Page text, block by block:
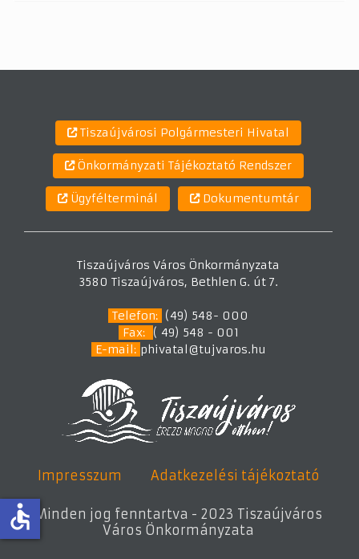
Tiszaújvárosi Polgármesteri Hivatal
Önkormányzati Tájékoztató Rendszer
Ügyfélterminál Dokumentumtár
Tiszaújváros Város Önkormányzata
3580 Tiszaújváros, Bethlen G. út 7.
Telefon: (49) 548- 000
Fax: ( 49) 548 - 001
E-mail: phivatal@tujvaros.hu
Impresszum Adatkezelési tájékoztató
Minden jog fenntartva - 2023 Tiszaújváros
Város Önkormányzata
accessible